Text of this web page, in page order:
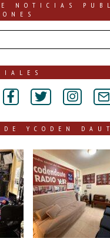
NOTICIAS
YCODEN